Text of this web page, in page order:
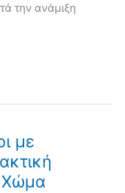
την ανάμιξη
με
Χώμα